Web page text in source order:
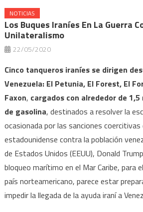
NOTICIAS
Los Buques Iraníes En La Guerra
Unilateralismo
22/05/2020
Cinco tanqueros iraníes se dirigen
Venezuela: El Petunia, El Forest, El
Faxon, cargados con alrededor de
de gasolina, destinados a resolver la
ocasionada por las sanciones coercitivas
estadounidense contra la población
de Estados Unidos (EEUU), Donald
bloqueo marítimo en el Mar Caribe, para
país norteamericano, parece estar
impedir la llegada de la ayuda iraní a